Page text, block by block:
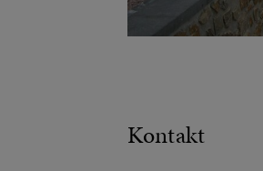
Kontakt